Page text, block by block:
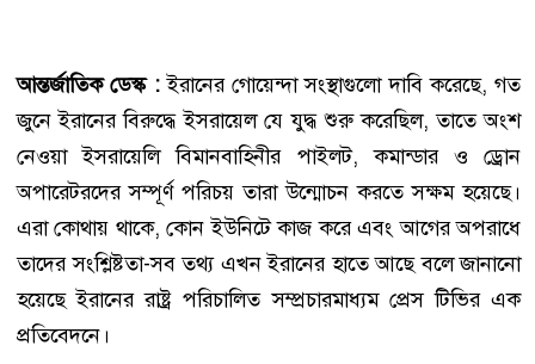
আন্তর্জাতিক ডেস্ক :ইরানের গোয়েন্দা সংস্থাগুলো দাবি করেছে, গত
জুনে ইরানের বিরুদ্ধে ইসরায়েল যে যুদ্ধ শুরু করেছিল, তাতে অংশ
নেওয়া ইসরায়েলি বিমানবাহিনীর পাইলট, কমান্ডার ও ড্রোন
অপারেটরদের সম্পূর্ণ পরিচয় তারা উন্মোচন করতে সক্ষম হয়েছে।
এরা কোথায় থাকে, কোন ইউনিটে কাজ করে এবং আগের অপরাধে
তাদের সংশ্লিষ্টতা-সব তথ্য এখন ইরানের হাতে আছে বলে জানানো
হয়েছে ইরানের রাষ্ট্র পরিচালিত সম্প্রচারমাধ্যম প্রেস টিভির এক
প্রতিবেদনে।